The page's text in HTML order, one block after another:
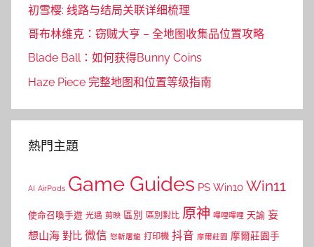
初雪樱: 线路与结局关联详细梳理
哥布林维克：窃贼大亨 – 全地图收集品位置攻略
Blade Ball：如何获得Bunny Coins
Haze Piece 完整地图和位置等级指南
熱門主題
AI AirPods Game Guides PS Win10 Win11
使命召喚手遊 光遇 剪映 區別 區別對比 原神 嗶哩嗶哩 天諭 妄
想山海 對比 微信 怒斬屠龍 打印機 抖音 摩爾莊園 摩爾莊園手